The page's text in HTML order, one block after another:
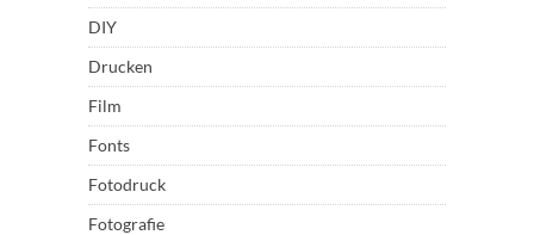
DIY
Drucken
Film
Fonts
Fotodruck
Fotografie